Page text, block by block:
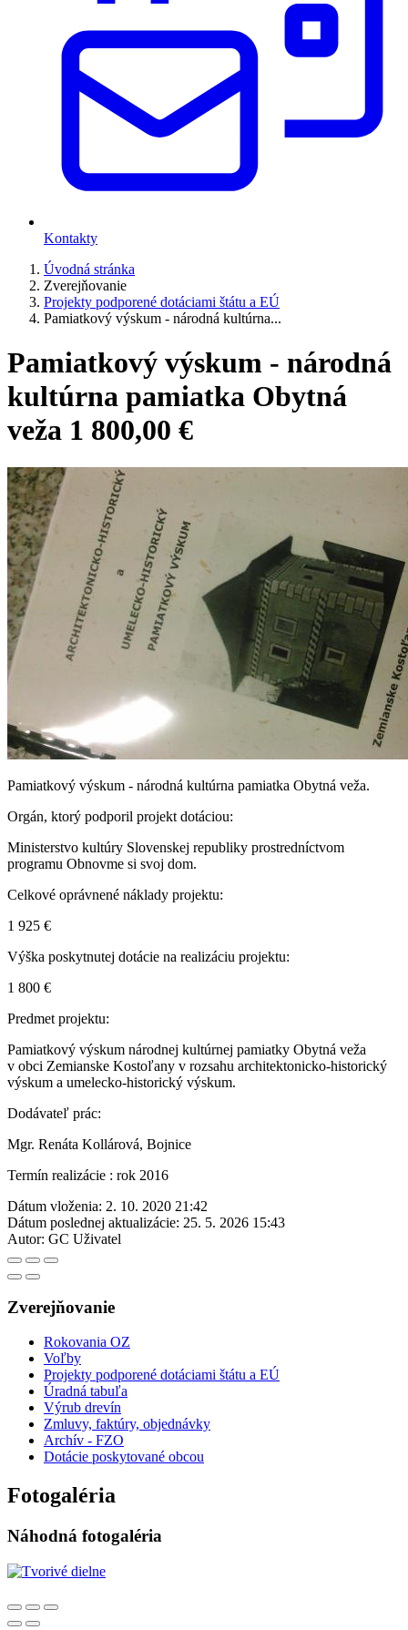
Kontakty
Úvodná stránka
Zverejňovanie
Projekty podporené dotáciami štátu a EÚ
Pamiatkový výskum - národná kultúrna...
Pamiatkový výskum - národná
kultúrna pamiatka Obytná
veža 1 800,00 €
Pamiatkový výskum - národná kultúrna pamiatka Obytná veža.
Orgán, ktorý podporil projekt dotáciou:
Ministerstvo kultúry Slovenskej republiky prostredníctvom
programu Obnovme si svoj dom.
Celkové oprávnené náklady projektu:
1 925 €
Výška poskytnutej dotácie na realizáciu projektu:
1 800 €
Predmet projektu:
Pamiatkový výskum národnej kultúrnej pamiatky Obytná veža
v obci Zemianske Kostoľany v rozsahu architektonicko-historický
výskum a umelecko-historický výskum.
Dodávateľ prác:
Mgr. Renáta Kollárová, Bojnice
Termín realizácie : rok 2016
Dátum vloženia: 2. 10. 2020 21:42
Dátum poslednej aktualizácie: 25. 5. 2026 15:43
Autor: GC Uživatel
Zverejňovanie
Rokovania OZ
Voľby
Projekty podporené dotáciami štátu a EÚ
Úradná tabuľa
Výrub drevín
Zmluvy, faktúry, objednávky
Archív - FZO
Dotácie poskytované obcou
Fotogaléria
Náhodná fotogaléria